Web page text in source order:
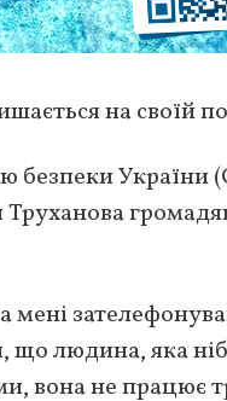
на своїй
безпеки України
мені
що людина, яка
вона не працює